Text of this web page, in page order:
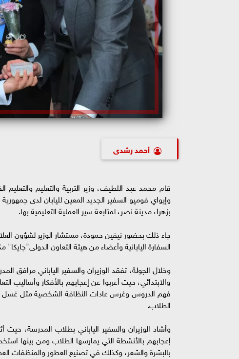
أحمد رشدى
قام محمد عبد اللطيف، وزير التربية والتعليم
وإيواي فوميو السفير الجديد المعين لليابان لدى جمهورية
بزهراء مدينة نصر، لمتابعة سير العملية التعليمية بها.
جاء ذلك بحضور نيفين حمودة، مستشار الوزير لشؤون
السفارة اليابانية وأعضاء من هيئة التعاون الدولى"جايكا"
والابتدائي، حيث أعربوا عن إعجابهم بالأفكار وأساليب
فهم الدروس وغرس عادات النظافة الشخصية مثل غسل
الطلاب.
وأشاد الوزيران والسفير الياباني بطلاب المدرسة،
إعجابهم بالأنشطة التي يمارسها الطلاب ومن بينها
بالبشرة والشعر، وكذلك في تصنيع العطور والمنظفات